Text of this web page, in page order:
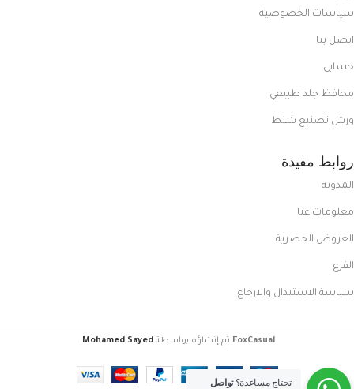
سياسات الخصوصية
اتصل بنا
حسابي
محافظ جلد طبيعي
ورش تصنيع شنط
روابط مفيدة
المدونة
معلومات عنا
العروض الحصرية
الفرع
سياسة الاستبدال والارجاع
FoxCasual تم إنشاؤه بواسطةMohamed Sayed
.
تحتاج مساعدة؟تواصل